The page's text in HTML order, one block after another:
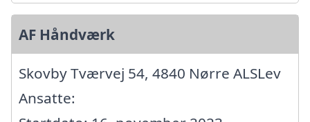
AF Håndværk
Skovby Tværvej 54, 4840 Nørre ALSLev
Ansatte: